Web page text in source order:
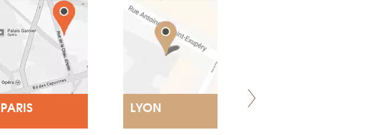
PARIS LYON